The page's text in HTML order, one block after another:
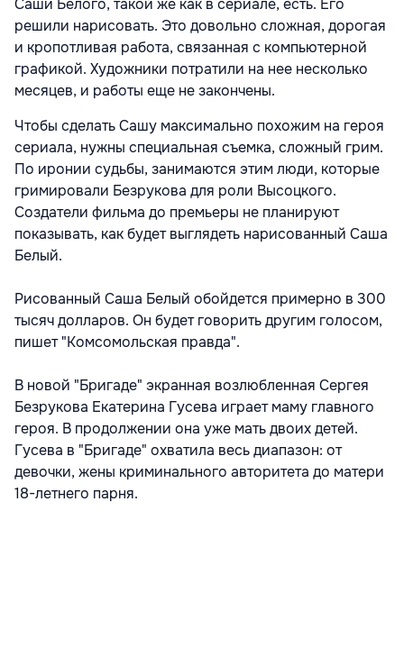
Саши Белого, такой же как в сериале, есть. Его
решили нарисовать. Это довольно сложная, дорогая
и кропотливая работа, связанная с компьютерной
графикой. Художники потратили на нее несколько
месяцев, и работы еще не закончены.
Чтобы сделать Сашу максимально похожим на героя
сериала, нужны специальная съемка, сложный грим.
По иронии судьбы, занимаются этим люди, которые
гримировали Безрукова для роли Высоцкого.
Создатели фильма до премьеры не планируют
показывать, как будет выглядеть нарисованный Саша
Белый.
Рисованный Саша Белый обойдется примерно в 300
тысяч долларов. Он будет говорить другим голосом,
пишет "Комсомольская правда".
В новой "Бригаде" экранная возлюбленная Сергея
Безрукова Екатерина Гусева играет маму главного
героя. В продолжении она уже мать двоих детей.
Гусева в "Бригаде" охватила весь диапазон: от
девочки, жены криминального авторитета до матери
18-летнего парня.